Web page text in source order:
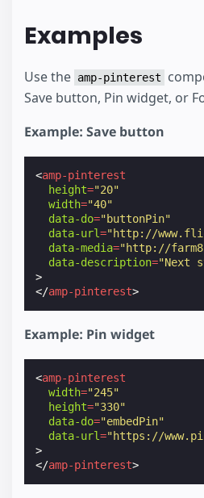
Examples
Use the amp-pinterest
Save button, Pin widget, or
Example: Save button
<amp-pinterest
height="20"
width="40"
data-do="buttonPin"
data-url="http://
data-media="http://
data-description="Next
>
</amp-pinterest>
Example: Pin widget
<amp-pinterest
width="245"
height="330"
data-do="embedPin"
data-url="https://
>
</amp-pinterest>